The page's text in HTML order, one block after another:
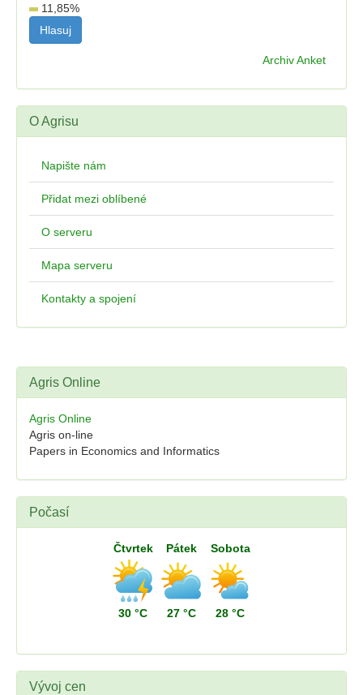
11,85%
Archiv Anket
O Agrisu
Napište nám
Přidat mezi oblíbené
O serveru
Mapa serveru
Kontakty a spojení
Agris Online
Agris Online
Agris on-line
Papers in Economics and Informatics
Počasí
Čtvrtek
30 °C
Pátek
27 °C
Sobota
28 °C
Vývoj cen